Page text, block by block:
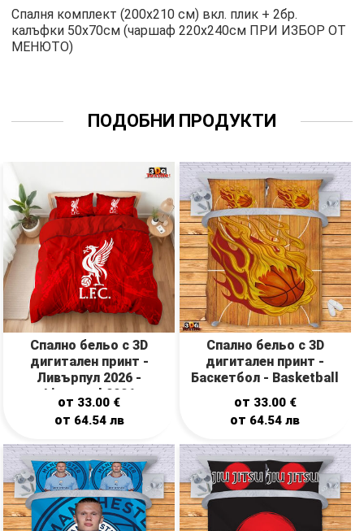
Спалня комплект (200х210 см) вкл. плик + 2бр.
калъфки 50х70см (чаршаф 220х240см ПРИ ИЗБОР ОТ
МЕНЮТО)
ПОДОБНИ ПРОДУКТИ
Спално бельо с 3D
дигитален принт -
Ливърпул 2026 -
Liverpool 2026
от 33.00 €
от 64.54 лв
Спално бельо с 3D
дигитален принт -
Баскетбол - Basketball
от 33.00 €
от 64.54лв